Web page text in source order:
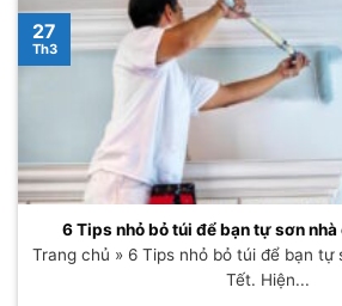
6 Tips nhỏ bỏ túi để bạn tự sơn nhà
Trang chủ » 6 Tips nhỏ bỏ túi để bạn tự
Tết. Hiện...
27
Th3